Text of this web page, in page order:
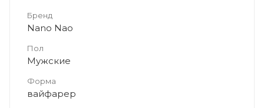
Бренд
Nano Nao
Пол
Мужские
Форма
вайфарер